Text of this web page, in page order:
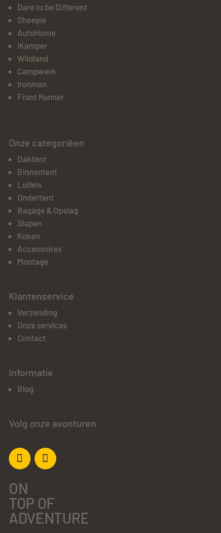
Dare to be Different
Sheepie
AutoHome
iKamper
Wildland
Campwerk
Ironman
Front Runner
Onze categoriëen
Daktent
Binnentent
Luifels
Ondertent
Bagage & Opslag
Slapen
Koken
Accessoires
Montage
Klantenservice
Verzending
Onze services
Contact
Informatie
Blog
Volg onze avonturen
ON
TOP OF
ADVENTURE